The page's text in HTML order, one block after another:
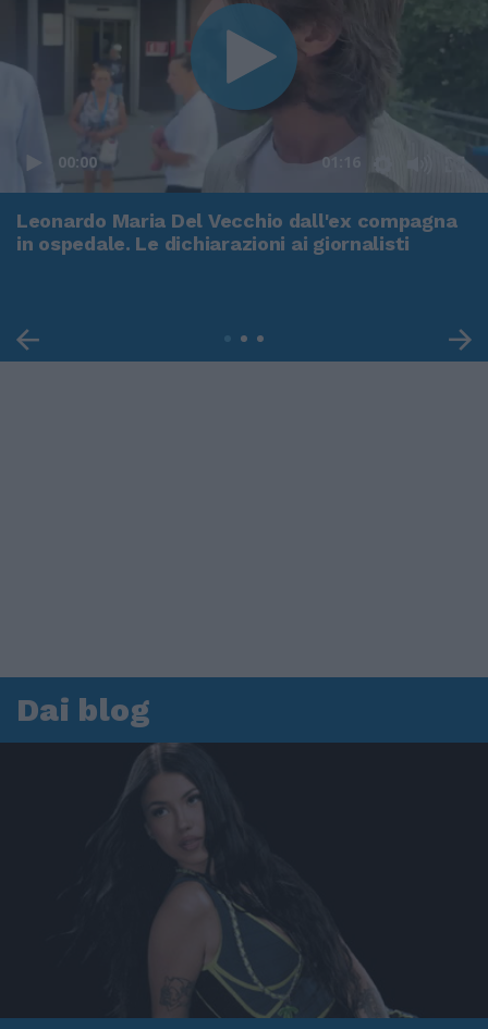
00:00 01:16
Leonardo Maria Del Vecchio dall'ex compagna
in ospedale. Le dichiarazioni ai giornalisti
Dai blog